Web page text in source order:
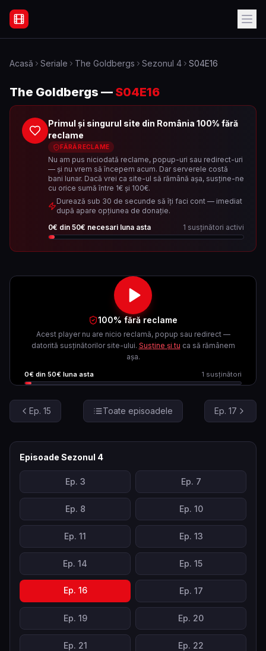
Filme Online Subtitrate - Acasă
Acasă Seriale The Goldbergs Sezonul 4 S04E16
The Goldbergs — S04E16
Primul și singurul site din România 100% fără
reclame
FĂRĂ RECLAME
Nu am pus niciodată reclame, popup-uri sau redirect-uri
— și nu vrem să începem acum. Dar serverele costă
bani lunar. Dacă vrei ca site-ul să rămână așa, susține-ne
cu orice sumă între 1€ și 100€.
Durează sub 30 de secunde să îți faci cont — imediat
după apare opțiunea de donație.
0€ din 50€ necesari luna asta 1 susținători activi
100% fără reclame
Acest player nu are nicio reclamă, popup sau redirect —
datorită susținătorilor site-ului. Susține și tu ca să rămânem
așa.
0€ din 50€ luna asta 1 susținători
Ep. 15 Toate episoadele Ep. 17
Episoade Sezonul 4
Ep. 3 Ep. 7
Ep. 8 Ep. 10
Ep. 11 Ep. 13
Ep. 14 Ep. 15
Ep. 16 Ep. 17
Ep. 19 Ep. 20
Ep. 21 Ep. 22